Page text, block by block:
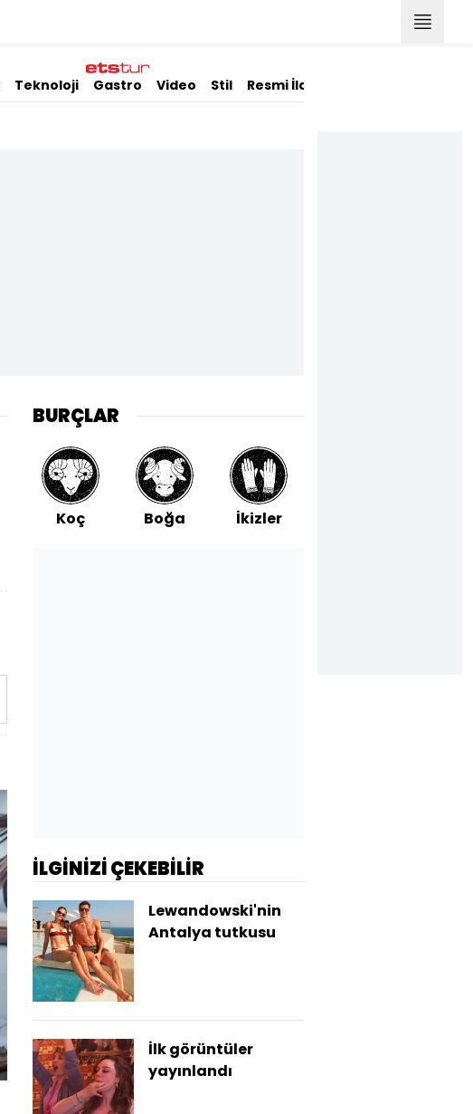
Teknoloji Gastro Video Stil Resmi İlanlar
BURÇLAR
Koç Boğa İkizler
İLGİNİZİ ÇEKEBİLİR
Lewandowski'nin
Antalya tutkusu
İlk görüntüler
yayınlandı